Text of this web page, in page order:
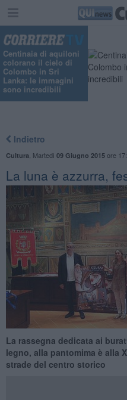
Centinaia di aquiloni
colorano il cielo di
Colombo in Sri
Lanka: le immagini
sono incredibili
Indietro
Cultura Martedì 09 Giugno 2015ore
La luna è azzurra,
La rassegna dedicata ai
legno, alla pantomima è alla
strade del centro storico